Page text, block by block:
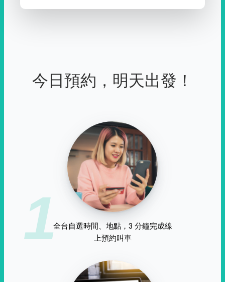
今日預約，明天出發！
1全台自選時間、地點，3 分鐘完成線
上預約叫車